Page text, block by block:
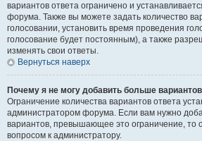
вариантов ответа ограничено и
форума. Также вы можете задать количество
голосовании, установить время проведения
голосование будет постоянным), а также
изменять свои ответы.
Вернуться наверх
Почему я не могу добавить больше
Ограничение количества вариантов ответа
администратором форума. Если вам нужно
вариантов, превышающее это ограничение, то
вопросом к администратору.